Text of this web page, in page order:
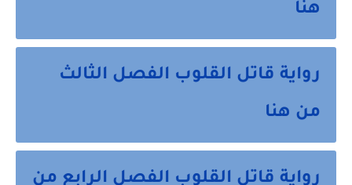
هنا
رواية قاتل القلوب الفصل الثالث
من هنا
رواية قاتل القلوب الفصل الرابع من